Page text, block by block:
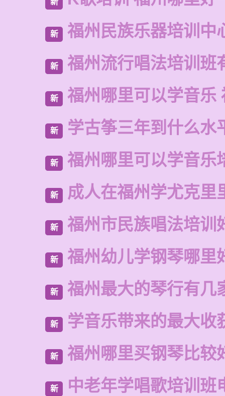
新
新 福州民族乐器培训中
新 福州流行唱法培训班
新 福州哪里可以学音乐
新 学古筝三年到什么水
新 福州哪里可以学音乐
新 成人在福州学尤克里
新 福州市民族唱法培训
新 福州幼儿学钢琴哪里
新 福州最大的琴行有几
新 学音乐带来的最大收
新 福州哪里买钢琴比较
新 中老年学唱歌培训班